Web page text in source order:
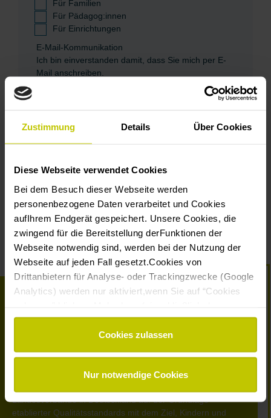
Zustimmung Details Über Cookies
Diese Webseite verwendet Cookies
Bei dem Besuch dieser Webseite werden
personenbezogene Daten verarbeitet und Cookies
aufIhrem Endgerät gespeichert. Unsere Cookies, die
zwingend für die Bereitstellung derFunktionen der
Webseite notwendig sind, werden bei der Nutzung der
Webseite auf jeden Fall gesetzt.Cookies von
Drittanbietern für Analyse- oder Trackingzwecke (Google
Analytics) werden nur aktiviert,wenn Sie auf “Cookies
Möglichkeit,die Einwilligungserklärung zu widerrufen)
erfahren Sie in unsererDatenschutzerklärung
Impressum
Cookies zulassen
Nur notwendige Cookies
Für Familien
Für Pädagog:innen
Für Einrichtungen
E-Mail-Kommunikation
Ich bin einverstanden damit, dass Sie mich per E-
Mail anschreiben.
Empfängerliste austragen.
Wir nutzen Mailchimp als unsere E-Mail-Marketing-
an, dass Ihre Daten zur Verarbeitung an Mailchimp
Datenschutzrichtlinien von Mailchimp.
*Pflichtfelder
Montessori Deutschlandvertritt und vernetzt Montessori-
Landesverbände in Deutschland auf der Grundlage
etablierter Qualitätsstandards mit dem Ziel, Kindern und